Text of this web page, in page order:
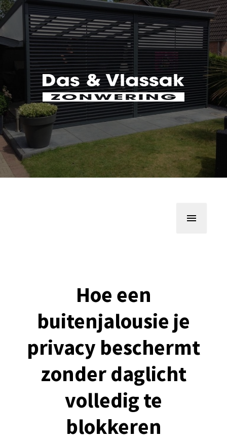
Hoe een
buitenjalousie je
privacy beschermt
zonder daglicht
volledig te
blokkeren